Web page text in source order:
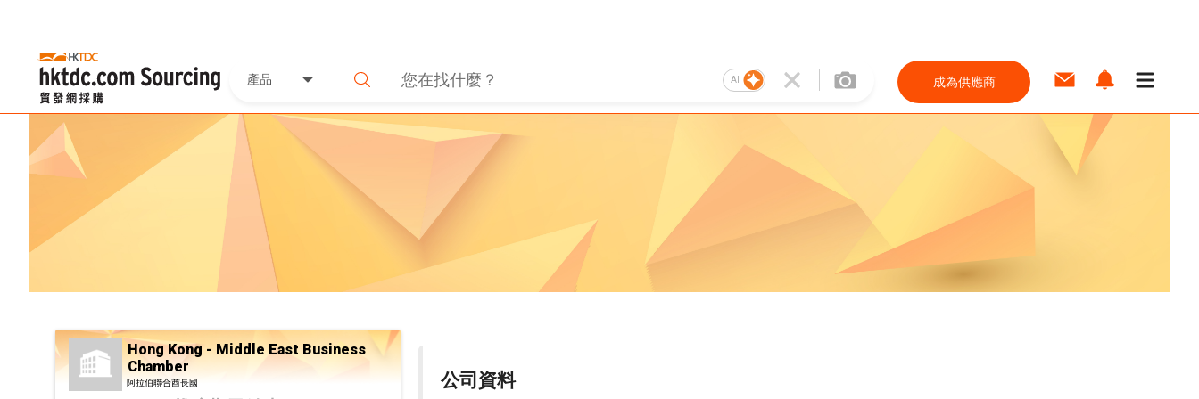
產品 AI 成為供應商
Hong Kong - Middle East Business
Chamber
阿拉伯聯合酋長國 公司資料